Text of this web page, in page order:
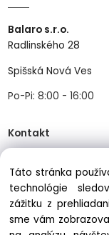
Balaro s.r.o.
Radlinského 28
Spišská Nová Ves
Po-Pi: 8:00 - 16:00
Kontakt
Tel:+421534466489
Mail:
Táto stránka
technológie
zážitku z
sme vám